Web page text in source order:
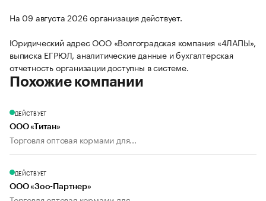
На 09 августа 2026 организация действует.
Юридический адрес ООО «Волгоградская компания «4ЛАПЫ»,
выписка ЕГРЮЛ, аналитические данные и бухгалтерская
отчетность организации доступны в системе.
Похожие компании
ДЕЙСТВУЕТ
ООО «Титан»
Торговля оптовая кормами для...
ДЕЙСТВУЕТ
ООО «Зоо-Партнер»